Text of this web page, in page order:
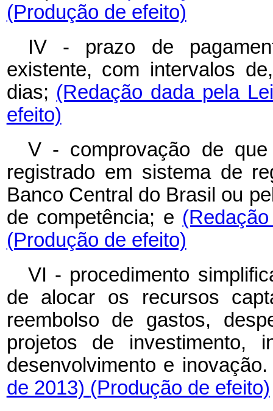
(Produção de efeito)
IV - prazo de
existente, com intervalos
dias; (Redação dada pela
efeito)
V - comprovação de
registrado em sistema de
Banco Central do Brasil ou
de competência; e
(Produção de efeito)
VI - procedimento
de alocar os recursos
reembolso de gastos,
projetos de investimento,
desenvolvimento e
de 2013) (Produção de efeito)